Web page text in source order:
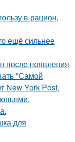
в рацион,
ещё сильнее
после появления
"Самой
New York Post.
для